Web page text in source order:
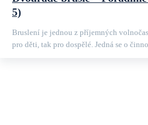
5)
Bruslení je jednou z příjemných
pro děti, tak pro dospělé. Jedná se o